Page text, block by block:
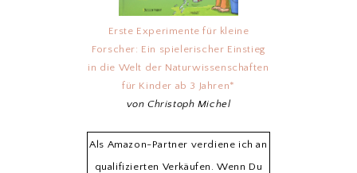
Erste Experimente für kleine
Forscher: Ein spielerischer Einstieg
in die Welt der Naturwissenschaften
für Kinder ab 3 Jahren*
von Christoph Michel
Als Amazon-Partner verdiene ich an
qualifizierten Verkäufen. Wenn Du